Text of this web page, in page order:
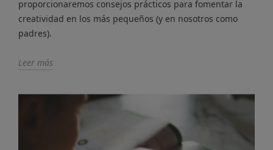
proporcionaremos consejos prácticos para fomentar la
creatividad en los más pequeños (y en nosotros como
padres).
Leer más